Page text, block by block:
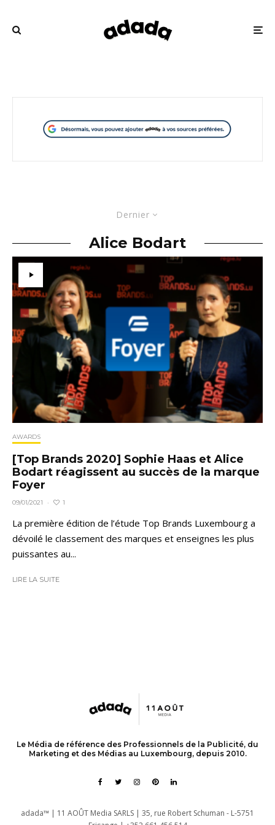
Dernier
Alice Bodart
AWARDS
[Top Brands 2020] Sophie Haas et Alice
Bodart réagissent au succès de la marque
Foyer
09/01/2021 · 1
La première édition de l’étude Top Brands Luxembourg a
dévoilé le classement des marques et enseignes les plus
puissantes au...
LIRE LA SUITE
Le Média de référence des Professionnels de la Publicité, du
Marketing et des Médias au Luxembourg, depuis 2010.
adada™ | 11 AOÛT Media SARLS | 35, rue Robert Schuman - L-5751